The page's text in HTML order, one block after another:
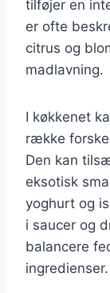
tilføjer en
er ofte
citrus og
madlavning.
I køkkenet
række
Den kan
eksotisk
yoghurt og
i saucer og
balancere
ingredienser.